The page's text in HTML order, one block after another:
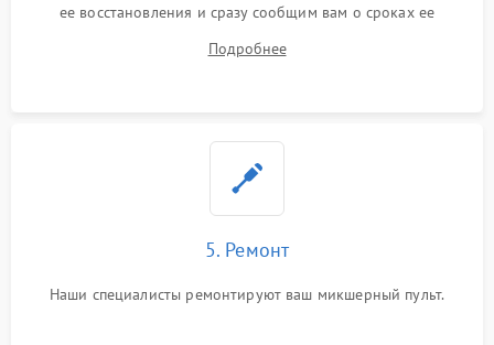
ее восстановления и сразу сообщим вам о сроках ее
Подробнее
5. Ремонт
Наши специалисты ремонтируют ваш микшерный пульт.